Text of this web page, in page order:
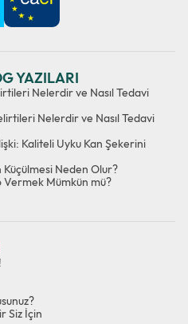
YAZILARI
Nelerdir ve Nasıl Tedavi
Nelerdir ve Nasıl Tedavi
Kaliteli Uyku Kan Şekerini
Neden Olur?
Vermek Mümkün mü?
Siz İçin